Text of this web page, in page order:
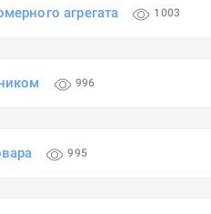
агрегата 1003
996
995